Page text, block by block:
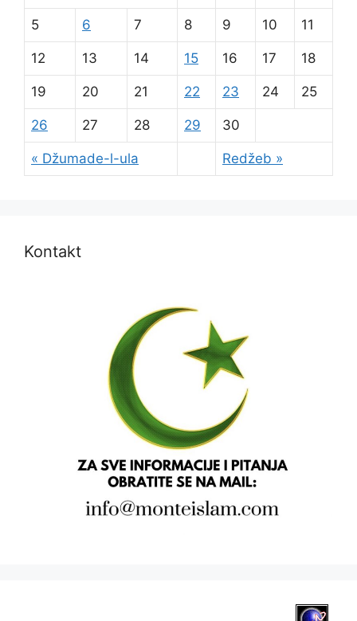
« Džumade-l-ula Redžeb »
5 6 7 8 9 10 11
12 13 14 15 16 17 18
19 20 21 22 23 24 25
26 27 28 29 30
Kontakt